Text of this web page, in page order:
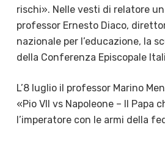
rischi». Nelle vesti di relatore
professor Ernesto Diaco,
nazionale per l’educazione, la
della Conferenza Episcopale
L’8 luglio il professor Marino
«Pio VII vs Napoleone – Il Papa
l’imperatore con le armi della